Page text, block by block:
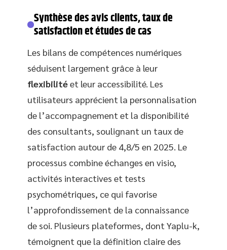
Synthèse des avis clients, taux de
satisfaction et études de cas
Les bilans de compétences numériques
séduisent largement grâce à leur
flexibilitéet leur accessibilité. Les
utilisateurs apprécient la personnalisation
de l’accompagnement et la disponibilité
des consultants, soulignant un taux de
satisfaction autour de 4,8/5 en 2025. Le
processus combine échanges en visio,
activités interactives et tests
psychométriques, ce qui favorise
l’approfondissement de la connaissance
de soi. Plusieurs plateformes, dont Yaplu-k,
témoignent que la définition claire des